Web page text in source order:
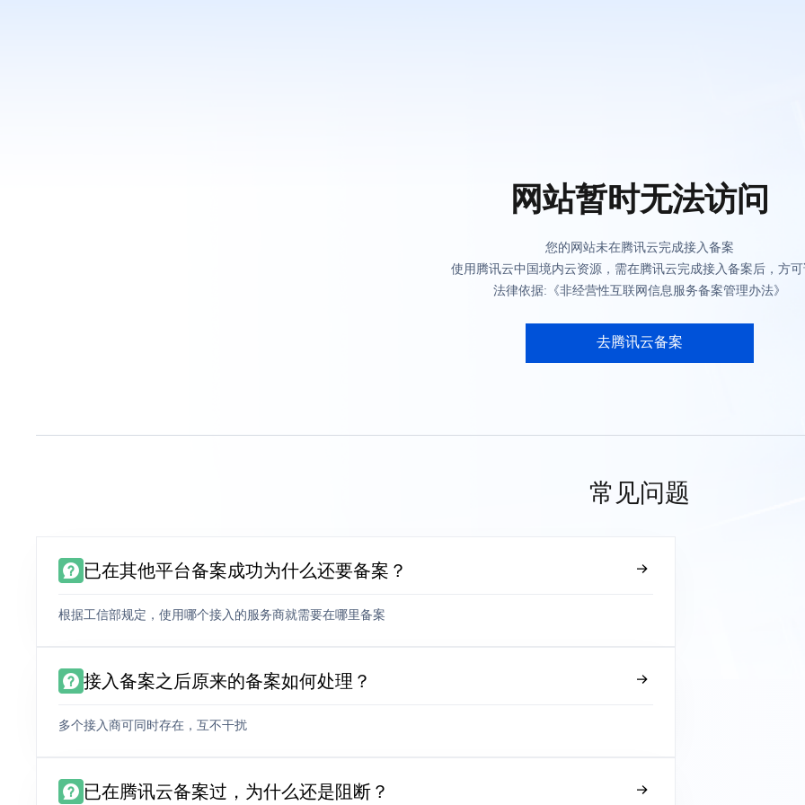
网站暂时无法访问
您的网站未在腾讯云完成接入备案
使用腾讯云中国境内云资源，需在腾讯云完成接入备案后，方
法律依据:《非经营性互联网信息服务备案管理办法》
去腾讯云备案
常见问题
已在其他平台备案成功为什么还要备案？
根据工信部规定，使用哪个接入的服务商就需要在哪里备案
接入备案之后原来的备案如何处理？
多个接入商可同时存在，互不干扰
已在腾讯云备案过，为什么还是阻断？